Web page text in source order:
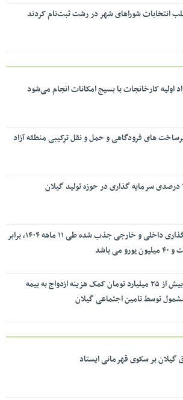
اولیه کارخانجات با بسیج امکانات انجام می‌شود
های فرودگاهی و حمل و نقل ترکیبی منطقه آزاد
سرمایه گذاری داخلی و خارجی جذب شده طی ۱۱ ماهه ۱۴۰۴، برابر
پرداخت بیش از ۲۵ میلیارد تومان کمک هزینه ازدواج به بیمه
توسط تامین اجتماعی گیلان
گیلان بر سکوی قهرمانی ایستاد